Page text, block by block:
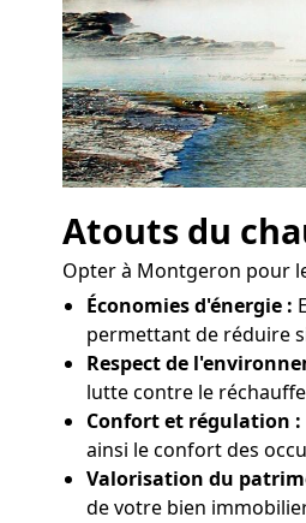
Atouts du
Opter à Montgeron pour
Économies d'énergie :
permettant de réduire
Respect de
lutte contre le
Confort et régulation :
ainsi le confort des
Valorisation du
de votre bien